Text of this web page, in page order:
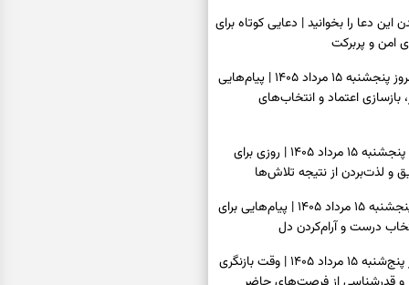
این دعا را بخوانید | دعایی کوتاه برای
امن و پربرکت
فال فرشتگان امروز پنجشنبه ۱۵ مرداد ۱۴۰۵ | پیام‌هایی
بازسازی اعتماد و انتخاب‌های
فال روزانه امروز پنجشنبه ۱۵ مرداد ۱۴۰۵ | روزی برای
و لذت‌بردن از نتیجه تلاش‌ها
فال انبیا امروز پنجشنبه ۱۵ مرداد ۱۴۰۵ | پیام‌هایی برای
درست و آرام‌کردن دل
فال حافظ امروز پنج‌شنبه ۱۵ مرداد ۱۴۰۵ | وقت بازنگری